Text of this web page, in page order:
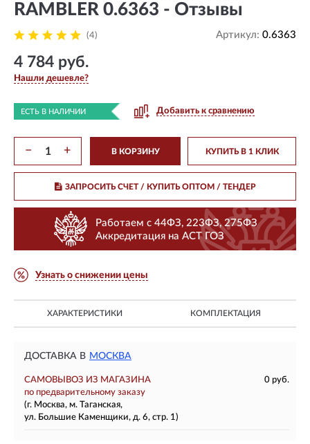
RAMBLER 0.6363 - Отзывы
(4) Артикул: 0.6363
4 784 руб.
Нашли дешевле?
ЕСТЬ В НАЛИЧИИ Добавить к сравнению
− + В КОРЗИНУ КУПИТЬ В 1 КЛИК
ЗАПРОСИТЬ СЧЕТ / КУПИТЬ ОПТОМ/ ТЕНДЕР
Работаем с 44ФЗ, 223ФЗ, 275ФЗ
Аккредитация на АСТ ГОЗ
Узнать о снижении цены
ХАРАКТЕРИСТИКИ КОМПЛЕКТАЦИЯ
ДОСТАВКА В МОСКВА
САМОВЫВОЗ ИЗ МАГАЗИНА
0 руб.
по предварительному заказу
(г. Москва, м. Таганская,
ул. Большие Каменщики, д. 6, стр. 1)